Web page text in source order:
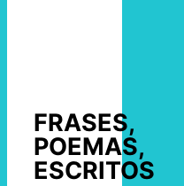
FRASES,
POEMAS,
ESCRITOS